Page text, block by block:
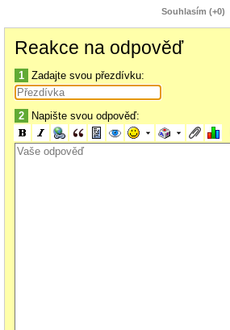
Souhlasím (+0)
Reakce na odpověď
1 Zadajte svou přezdívku:
2 Napište svou odpověď: